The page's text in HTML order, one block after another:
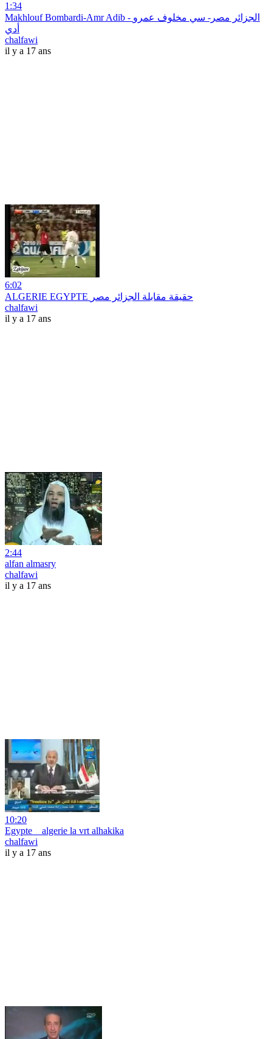
1:34
Makhlouf Bombardi-Amr Adib - الجزائر مصر- سي مخلوف عمرو
أدي
chalfawi
il y a 17 ans
6:02
ALGERIE EGYPTE حقيقة مقابلة الجزائر مصر
chalfawi
il y a 17 ans
2:44
alfan almasry
chalfawi
il y a 17 ans
10:20
Egypte _ algerie la vrt alhakika
chalfawi
il y a 17 ans